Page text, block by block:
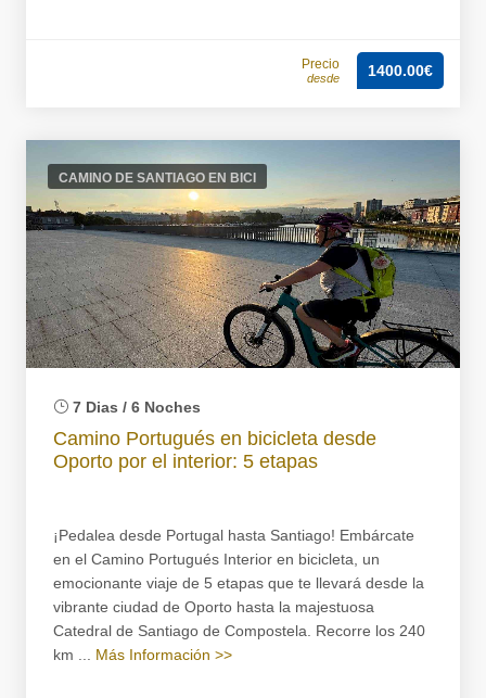
Precio
desde 1400.00€
CAMINO DE SANTIAGO EN BICI
7 Dias / 6 Noches
Camino Portugués en bicicleta desde
Oporto por el interior: 5 etapas
¡Pedalea desde Portugal hasta Santiago! Embárcate
en el Camino Portugués Interior en bicicleta, un
emocionante viaje de 5 etapas que te llevará desde la
vibrante ciudad de Oporto hasta la majestuosa
Catedral de Santiago de Compostela. Recorre los 240
km ... Más Información >>